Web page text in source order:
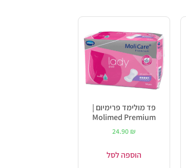
פד מולימד פרימיום |
Molimed Premium
24.90 ₪
הוספה לסל